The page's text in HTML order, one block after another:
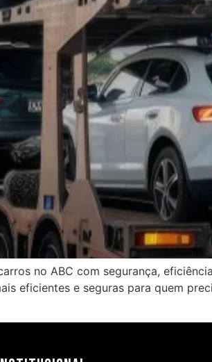
no ABC com segurança,
eficientes e seguras para quem